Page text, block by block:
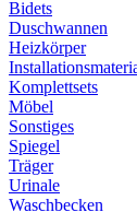
Bidets
Duschwannen
Heizkörper
Komplettsets
Möbel
Sonstiges
Spiegel
Träger
Urinale
Waschbecken